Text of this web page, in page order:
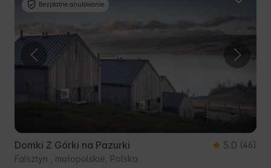
Bezpłatne anulowanie
Domki Z Górki na Pazurki 5.0 (46)
Falsztyn , małopolskie, Polska